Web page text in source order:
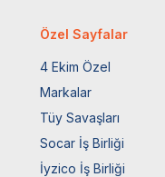
Özel Sayfalar
4 Ekim Özel
Markalar
Tüy Savaşları
Socar İş Birliği
İyzico İş Birliği